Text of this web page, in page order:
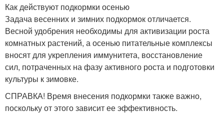
Как действуют подкормки осенью
Задача весенних и зимних подкормок отличается.
Весной удобрения необходимы для активизации роста
комнатных растений, а осенью питательные комплексы
вносят для укрепления иммунитета, восстановление
сил, потраченных на фазу активного роста и подготовки
культуры к зимовке.
СПРАВКА! Время внесения подкормки также важно,
поскольку от этого зависит ее эффективность.